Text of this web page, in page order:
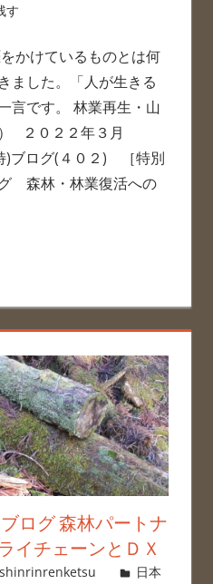
す
かけているものとは何
ました。「人が生きる
言です。 林業再生・山
２０２２年３月
)ブログ(４０２) ［特別
森林・林業復活への
ログ 森林パートナ
チェーンとＤＸ
shinrinrenketsu
日本